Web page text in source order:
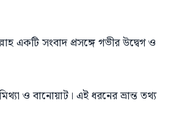
একটি সংবাদ প্রসঙ্গে গভীর উদ্বেগ ও
ও বানোয়াট। এই ধরনের ভ্রান্ত তথ্য